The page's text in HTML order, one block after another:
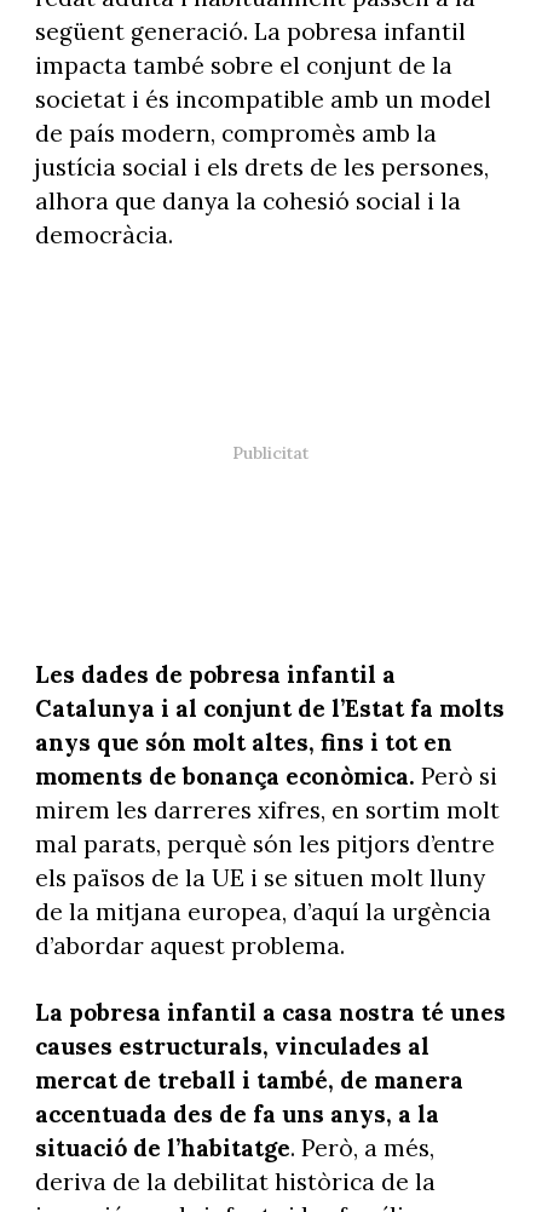
següent generació. La pobresa infantil
impacta també sobre el conjunt de la
societat i és incompatible amb un model
de país modern, compromès amb la
justícia social i els drets de les persones,
alhora que danya la cohesió social i la
democràcia.
Les dades de pobresa infantil a
Catalunya i al conjunt de l’Estat fa molts
anys que són molt altes, fins i tot en
moments de bonança econòmica. Però si
mirem les darreres xifres, en sortim molt
mal parats, perquè són les pitjors d’entre
els països de la UE i se situen molt lluny
de la mitjana europea, d’aquí la urgència
d’abordar aquest problema.
La pobresa infantil a casa nostra té unes
causes estructurals, vinculades al
mercat de treball i també, de manera
accentuada des de fa uns anys, a la
situació de l’habitatge. Però, a més,
deriva de la debilitat històrica de la